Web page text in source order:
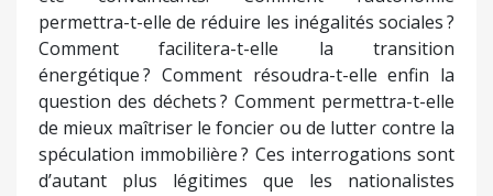
permettra-t-elle de réduire les inégalités sociales ?
Comment facilitera-t-elle la transition
énergétique ? Comment résoudra-t-elle enfin la
question des déchets ? Comment permettra-t-elle
de mieux maîtriser le foncier ou de lutter contre la
spéculation immobilière ? Ces interrogations sont
d’autant plus légitimes que les nationalistes